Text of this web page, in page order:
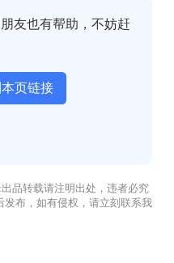
友也有帮助，不妨赶
页链接
品转载请注明出处，违者必究
布，如有侵权，请立刻联系我